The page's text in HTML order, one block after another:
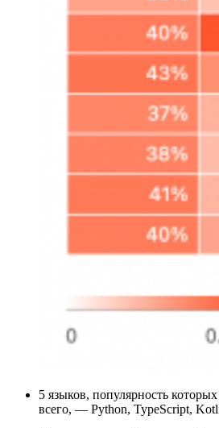
5 языков, популярность
всего, — Python, TypeScript,